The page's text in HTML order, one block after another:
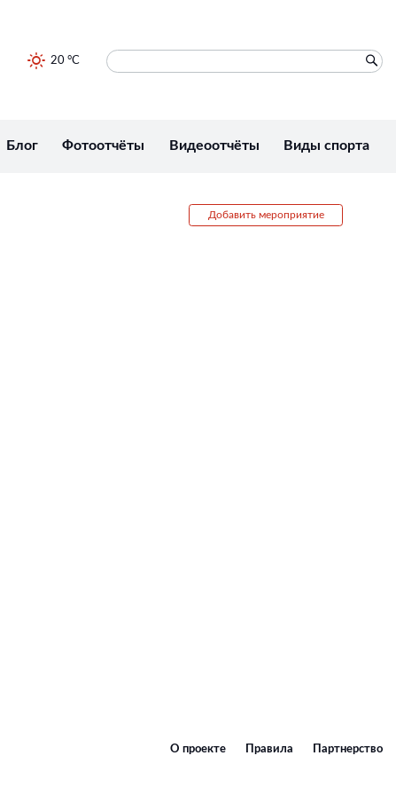
20 °C
Блог Фотоотчёты Видеоотчёты Виды спорта
Добавить мероприятие
О проекте Правила Партнерство